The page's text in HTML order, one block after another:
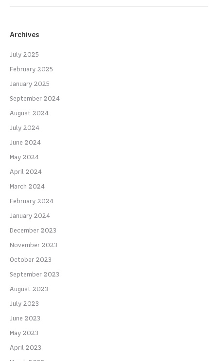
Archives
July 2025
February 2025
January 2025
September 2024
August 2024
July 2024
June 2024
May 2024
April 2024
March 2024
February 2024
January 2024
December 2023
November 2023
October 2023
September 2023
August 2023
July 2023
June 2023
May 2023
April 2023